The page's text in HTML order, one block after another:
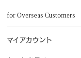
for Overseas Customers
マイアカウント